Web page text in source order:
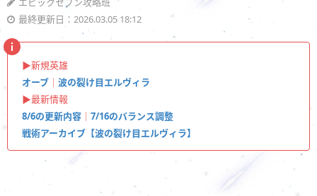
最終更新日：2026.03.05 18:12
▶︎新規英雄
オーブ ｜ 波の裂け目エルヴィラ
▶︎最新情報
8/6の更新内容 ｜ 7/16のバランス調整
戦術アーカイブ【波の裂け目エルヴィラ】